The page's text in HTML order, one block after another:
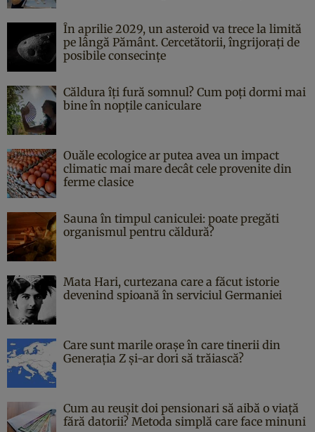
În aprilie 2029, un asteroid va trece la limită
pe lângă Pământ. Cercetătorii, îngrijorați de
posibile consecințe
Căldura îți fură somnul? Cum poți dormi mai
bine în nopțile caniculare
Ouăle ecologice ar putea avea un impact
climatic mai mare decât cele provenite din
ferme clasice
Sauna în timpul caniculei: poate pregăti
organismul pentru căldură?
Mata Hari, curtezana care a făcut istorie
devenind spioană în serviciul Germaniei
Care sunt marile orașe în care tinerii din
Generația Z și-ar dori să trăiască?
Cum au reușit doi pensionari să aibă o viață
fără datorii? Metoda simplă care face minuni